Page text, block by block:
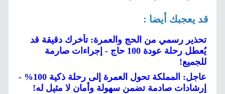
قد يعجبك أيضا :
تحذير رسمي من الحج والعمرة: تأخرك دقيقة قد
يُعطل رحلة عودة 100 حاج - إجراءات صارمة
للجميع!
عاجل: المملكة تحول العمرة إلى رحلة ذكية 100% -
إرشادات صادمة تضمن سهولة وأمان لا مثيل له!